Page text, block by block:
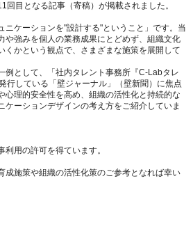
回目となる記事（寄稿）が掲載されました。
ケーションを"設計する"ということ」です。当
や強みを個人の業務成果にとどめず、組織文化
くかという観点で、さまざまな施策を展開して
として、「社内タレント事務所『C-Labタレ
行している「壁ジャーナル」（壁新聞）に焦点
心理的安全性を高め、組織の活性化と持続的な
ケーションデザインの考え方をご紹介していま
用の許可を得ています。
施策や組織の活性化策のご参考となれば幸い